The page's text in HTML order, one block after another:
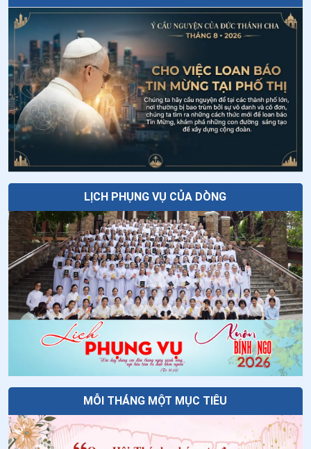
27 Ngày 05/7 - Thánh Antôn Maria Zacaria
.Ngày 04/7 Thánh Giuse Nguyễn Đình Uyển
29.Ngày 04/7 - Thánh Êlisabet Bồ Đào Nha
30.Ngày 03/7 - Thánh Philipphê Phan Văn Minh
31.Ngày 03/7 - Thánh Tôma tông đồ
32 Ngày 29/6 - Thánh Phaolô Tông đồ
Ngày 29/6 - Thánh Phêrô Tông đồ
34.Ngày 28/6 - Thánh Irênê
35.Ngày 27/6 Thánh Tô-ma Toán
36. Ngày 27/6 - Thánh Cyrillô Alêxandria
37.Ngày 24/6 - Sinh nhật Thánh Gioan Tẩy Giả
Ngày 21/6 - Thánh Luy Gonzaga
Ngày 17/6 - Thánh Phêrô Phan Hữu Đa
40.Ngày 17/6 - Thánh Phêrô Phan Hữu Đa
41.Ngày 16/6 - Các Thánh: Đa Minh Nguyên - Đa Minh
Nhi - Đa Minh Ng. Đức Mạo - Vincentê Tương - Anrê
LỊCH PHỤNG VỤ CỦA DÒNG
Năm thời điểm để cầu nguyện khi đang
đi trên đường
Thứ Sáu tuần XVIII thường niên
Tuần cửu nhật nhật kính Cha Thánh Đa
Minh - Ngày thứ chín: Lòng sùng kính
cha Thánh Đa Minh
MỖI THÁNG MỘT MỤC TIÊU